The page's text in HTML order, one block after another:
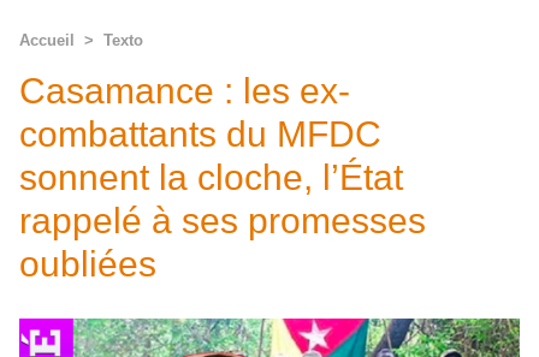
Accueil > Texto
Casamance : les ex-
combattants du MFDC
sonnent la cloche, l’État
rappelé à ses promesses
oubliées